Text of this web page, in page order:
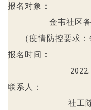
报名对象：
金韦社区
（疫情防控要求
报名时间：
联系人：
社工